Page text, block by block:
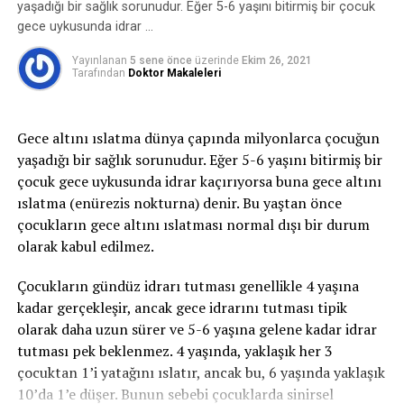
sırasında mesane içindeki basınç artar, idrar tutmayı
sağlayan kaslar ve mekanizmalar bu basınca karşı
koyamaz ve idrar kaçırma oluşur.
2-Sıkışma tipi idrar kaçırma:
yetişememe veya idrarı geciktirememe durumudur ve
idrar bu esnada kaçar. İdrar kaçağı bir damla ila idrarın
tamamını kaçırma derecesinde olabilir. gece idrara
kalkma ihtiyacı belirgindir. Bu tip idrar kaçırma,
enfeksiyon gibi basit problemden; nörolojik bozukluk
veya diyabet gibi daha ciddi durumlardan
3- Taşma inkontinansı: Tamamen boşalmayan bir
mesaneden kapasite dolduktan sonra damla damla
sürekli idrar kaçırmayı ifade eder.
4- Fonksiyonel inkontinans:Fiziksel veya zihinsel bir
yaşadığı bir sağlık sorunudur. Eğer 5-6 yaşını bitirmiş bir çocuk
gece uykusunda idrar …
Yayınlanan 5 sene önce üzerinde Ekim 26, 2021
Tarafından Doktor Makaleleri
Gece altını ıslatma dünya çapında milyonlarca çocuğun
yaşadığı bir sağlık sorunudur. Eğer 5-6 yaşını bitirmiş bir
çocuk gece uykusunda idrar kaçırıyorsa buna gece altını
ıslatma (enürezis nokturna) denir. Bu yaştan önce
çocukların gece altını ıslatması normal dışı bir durum
olarak kabul edilmez.
Çocukların gündüz idrarı tutması genellikle 4 yaşına
kadar gerçekleşir, ancak gece idrarını tutması tipik
olarak daha uzun sürer ve 5-6 yaşına gelene kadar idrar
tutması pek beklenmez. 4 yaşında, yaklaşık her 3
çocuktan 1’i yatağını ıslatır, ancak bu, 6 yaşında yaklaşık
10’da 1’e düşer. Bunun sebebi çocuklarda sinirsel